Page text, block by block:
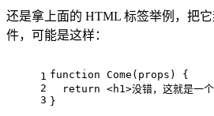
还是拿上面的 HTML 标签举例，把
件，可能是这样：
1
2
3
function Come ( props ) {
return <h1>没错，这就是一个
}